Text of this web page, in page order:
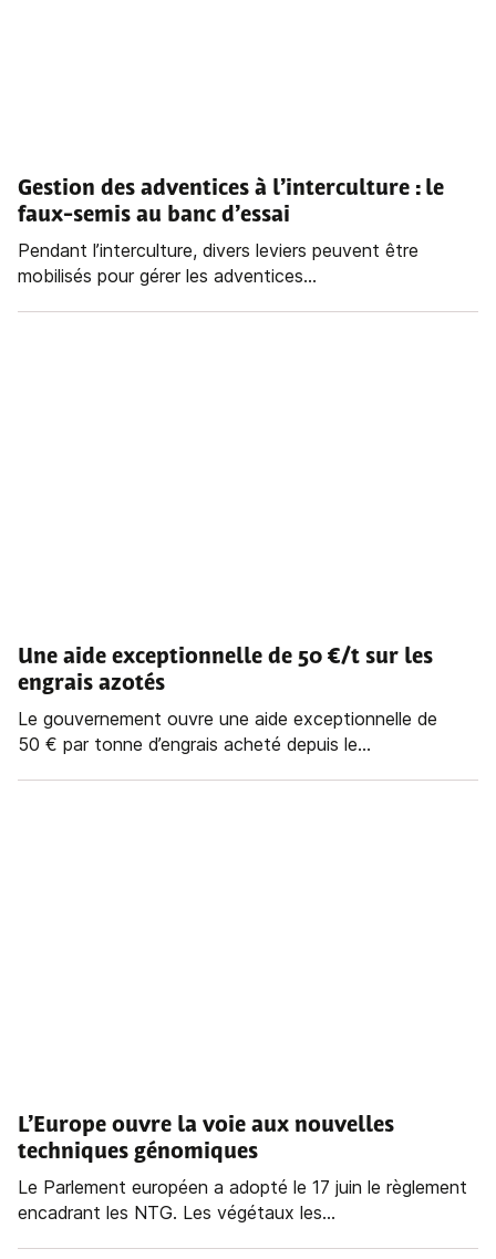
Gestion des adventices à l’interculture : le
faux-semis au banc d’essai
Pendant l’interculture, divers leviers peuvent être
mobilisés pour gérer les adventices...
Une aide exceptionnelle de 50 €/t sur les
engrais azotés
Le gouvernement ouvre une aide exceptionnelle de
50 € par tonne d’engrais acheté depuis le...
L’Europe ouvre la voie aux nouvelles
techniques génomiques
Le Parlement européen a adopté le 17 juin le règlement
encadrant les NTG. Les végétaux les...